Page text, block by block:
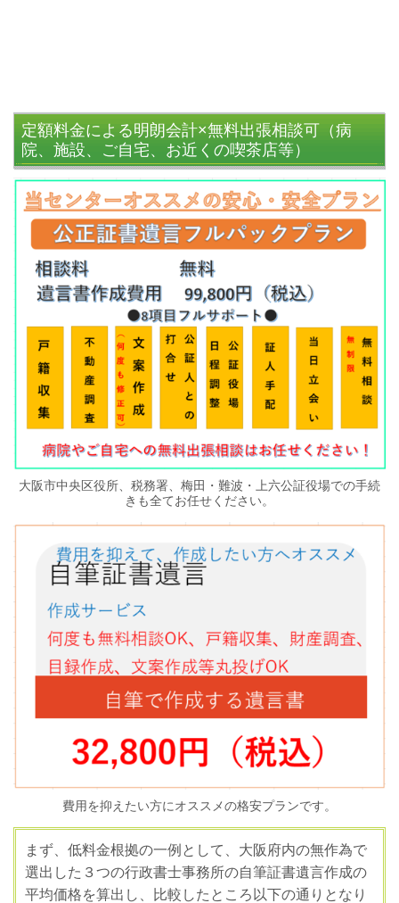
定額料金による明朗会計×無料出張相談可（病
院、施設、ご自宅、お近くの喫茶店等）
大阪市中央区役所、税務署、梅田・難波・上六公証役場での手続
きも全てお任せください。
費用を抑えたい方にオススメの格安プランです。
まず、低料金根拠の一例として、大阪府内の無作為で
選出した３つの行政書士事務所の自筆証書遺言作成の
平均価格を算出し、比較したところ以下の通りとなり